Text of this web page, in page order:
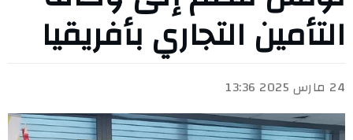
التأمين التجاري بأفريقيا
24 مارس 2025 13:36